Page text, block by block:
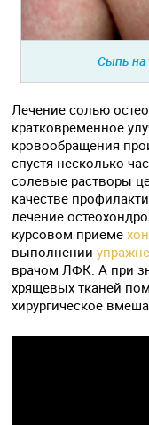
Сыпь на
Лечение солью
кратковременное
кровообращения
спустя несколько
солевые растворы
качестве
лечение
курсовом приеме
выполнении
врачом ЛФК. А при
хрящевых тканей
хирургическое